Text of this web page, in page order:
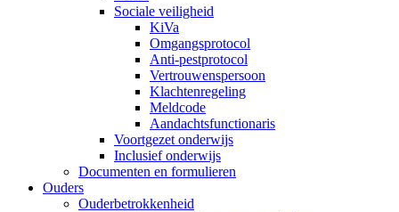
Sociale veiligheid
KiVa
Omgangsprotocol
Anti-pestprotocol
Vertrouwenspersoon
Klachtenregeling
Meldcode
Aandachtsfunctionaris
Voortgezet onderwijs
Inclusief onderwijs
Documenten en formulieren
Ouders
Ouderbetrokkenheid